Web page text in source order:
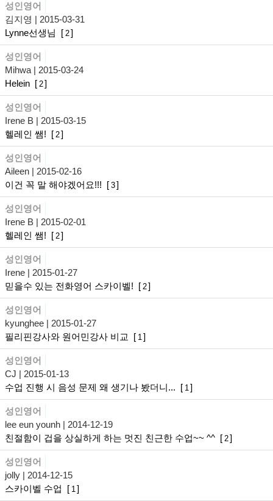
성인영어
김지영 | 2015-03-31
Lynne선생님
[ 2]
성인영어
Mihwa | 2015-03-24
Helein [ 2]
성인영어
Irene B | 2015-03-15
헬레인 쌤! [ 2]
성인영어
Aileen | 2015-02-16
이건 꼭 말 해야겠어요!!! [ 3]
성인영어
Irene B | 2015-02-01
헬레인 쌤! [ 2]
성인영어
Irene | 2015-01-27
믿을수 있는 전화영어 스카이벨! [ 2]
성인영어
kyunghee | 2015-01-27
필리핀강사와 원어민강사 비교
[ 1]
성인영어
CJ | 2015-01-13
수업 진행 시 음성 문제 왜 생기나 봤더니... [ 1]
성인영어
lee eun younh | 2014-12-19
친절함이 겁을 상실하게 하는 멋진 친근한 수업~~ ^^ [ 2]
성인영어
jolly | 2014-12-15
스카이벨 수업
[ 1]